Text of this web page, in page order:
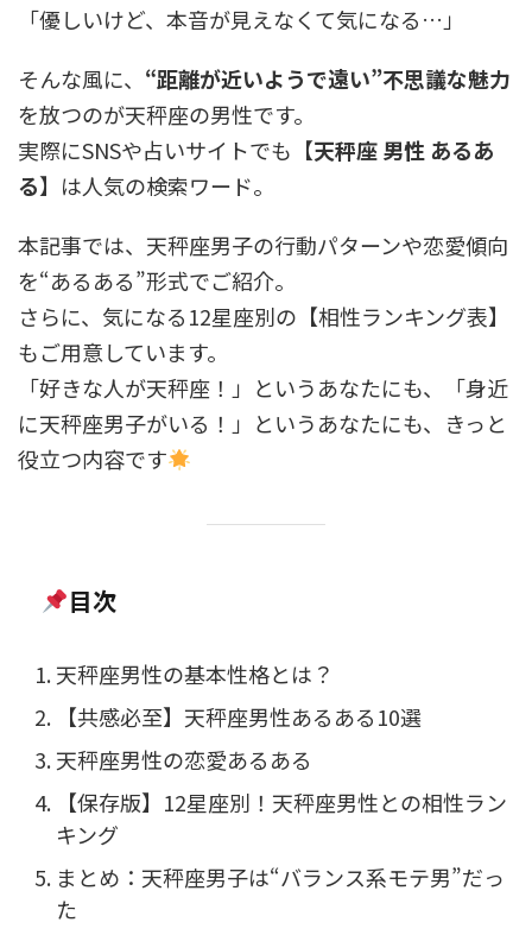
「優しいけど、本音が見えなくて気になる…」
そんな風に、 “距離が近いようで遠い”不思議な魅力
を放つのが天秤座の男性です。
実際にSNSや占いサイトでも【天秤座 男性 あるあ
る】は人気の検索ワード。
本記事では、天秤座男子の行動パターンや恋愛傾向
を“あるある”形式でご紹介。
さらに、気になる12星座別の【相性ランキング表】
もご用意しています。
「好きな人が天秤座！」というあなたにも、「身近
に天秤座男子がいる！」というあなたにも、きっと
役立つ内容です
目次
天秤座男性の基本性格とは？
【共感必至】天秤座男性あるある10選
天秤座男性の恋愛あるある
【保存版】12星座別！天秤座男性との相性ラン
キング
まとめ：天秤座男子は“バランス系モテ男”だっ
た